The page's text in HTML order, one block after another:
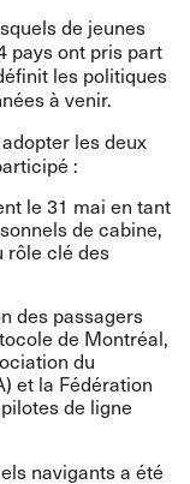
de jeunes
pays ont pris part
les politiques
à venir.
les deux
:
le 31 mai en tant
de cabine,
rôle clé des
des passagers
de Montréal,
du
et la Fédération
de ligne
navigants a été